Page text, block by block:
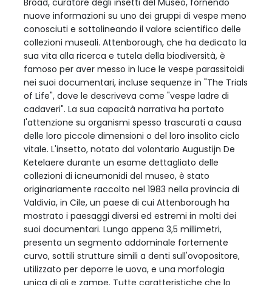
nuove informazioni su uno dei gruppi di vespe meno
conosciuti e sottolineando il valore scientifico delle
collezioni museali. Attenborough, che ha dedicato la
sua vita alla ricerca e tutela della biodiversità, è
famoso per aver messo in luce le vespe parassitoidi
nei suoi documentari, incluse sequenze in "The Trials
of Life", dove le descriveva come "vespe ladre di
cadaveri". La sua capacità narrativa ha portato
l'attenzione su organismi spesso trascurati a causa
delle loro piccole dimensioni o del loro insolito ciclo
vitale. L'insetto, notato dal volontario Augustijn De
Ketelaere durante un esame dettagliato delle
collezioni di icneumonidi del museo, è stato
originariamente raccolto nel 1983 nella provincia di
Valdivia, in Cile, un paese di cui Attenborough ha
mostrato i paesaggi diversi ed estremi in molti dei
suoi documentari. Lungo appena 3,5 millimetri,
presenta un segmento addominale fortemente
curvo, sottili strutture simili a denti sull'ovopositore,
utilizzato per deporre le uova, e una morfologia
unica di ali e zampe. Tutte caratteristiche che lo